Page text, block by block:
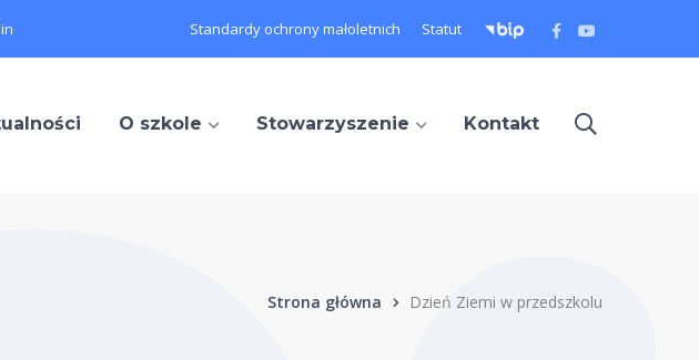
Standardy ochrony małoletnich Statut
Facebook
ProfileProfile
O szkole Stowarzyszenie Kontakt
Strona główna Dzień Ziemi w przedszkolu